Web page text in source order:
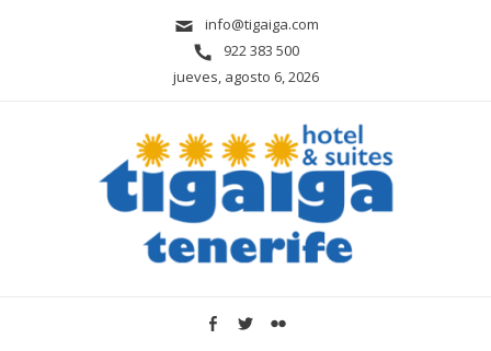
info@tigaiga.com
922 383 500
jueves, agosto 6, 2026